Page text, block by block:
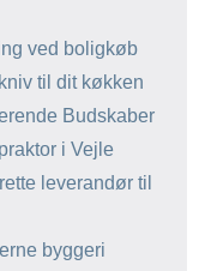
ved boligkøb
til dit køkken
Budskaber
i Vejle
leverandør til
byggeri